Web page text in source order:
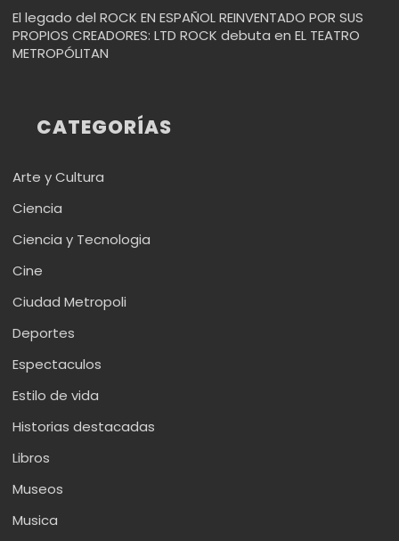
El legado del ROCK EN ESPAÑOL REINVENTADO POR SUS
PROPIOS CREADORES: LTD ROCK debuta en EL TEATRO
METROPÓLITAN
CATEGORÍAS
Arte y Cultura
Ciencia
Ciencia y Tecnologia
Cine
Ciudad Metropoli
Deportes
Espectaculos
Estilo de vida
Historias destacadas
Libros
Museos
Musica